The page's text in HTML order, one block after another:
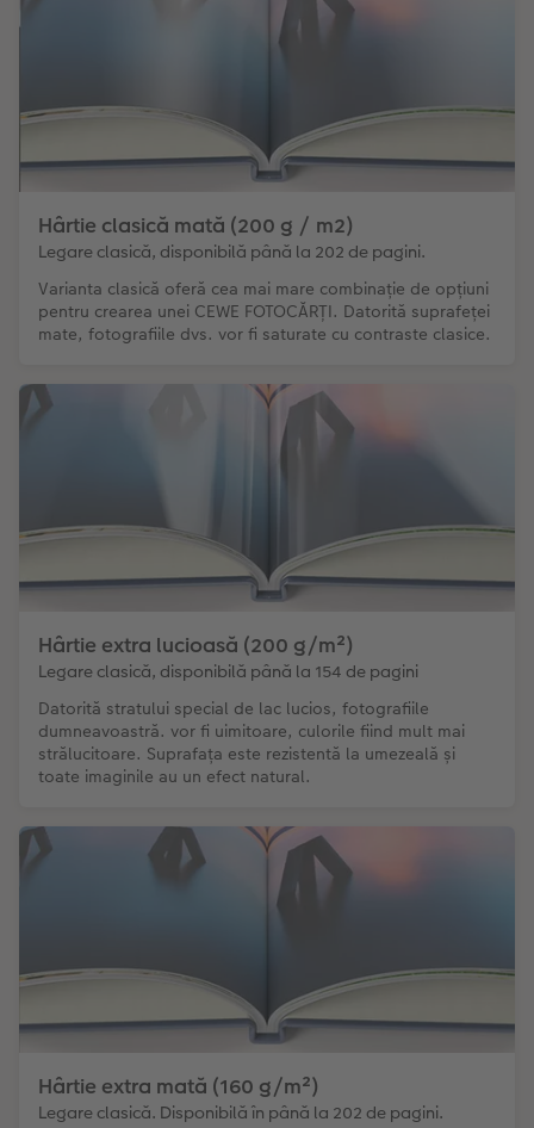
Hârtie clasică mată (200 g / m2)
Legare clasică, disponibilă până la 202 de pagini.
Varianta clasică oferă cea mai mare combinație de opțiuni
pentru crearea unei CEWE FOTOCĂRȚI. Datorită suprafeței
mate, fotografiile dvs. vor fi saturate cu contraste clasice.
Hârtie extra lucioasă (200 g/m²)
Legare clasică, disponibilă până la 154 de pagini
Datorită stratului special de lac lucios, fotografiile
dumneavoastră. vor fi uimitoare, culorile fiind mult mai
strălucitoare. Suprafața este rezistentă la umezeală și
toate imaginile au un efect natural.
Hârtie extra mată (160 g/m²)
Legare clasică. Disponibilă în până la 202 de pagini.